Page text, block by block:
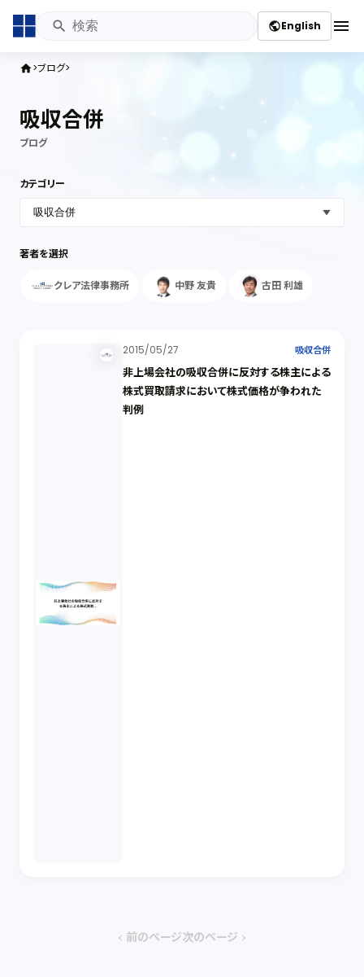
publicEnglish menu
home ブログ
吸収合併
ブログ
カテゴリー
著者を選択
クレア法律事務所 中野 友貴 古田 利雄
2015/05/27 吸収合併
非上場会社の吸収合併に反対する株主による
株式買取請求において株式価格が争われた
判例
chevron_left 前のページ次のページ chevron_right